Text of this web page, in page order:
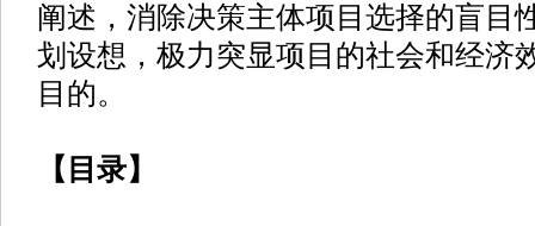
阐述，消除决策主体项目选择的盲目
划设想，极力突显项目的社会和经济
目的。
【目录】